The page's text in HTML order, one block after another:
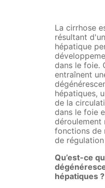
La cirrhose
résultant
hépatique
dans le foie.
entraînent
hépatiques,
de la
dans le foie
déroulement
fonctions de
de
Qu’est-ce
hépatiques ?